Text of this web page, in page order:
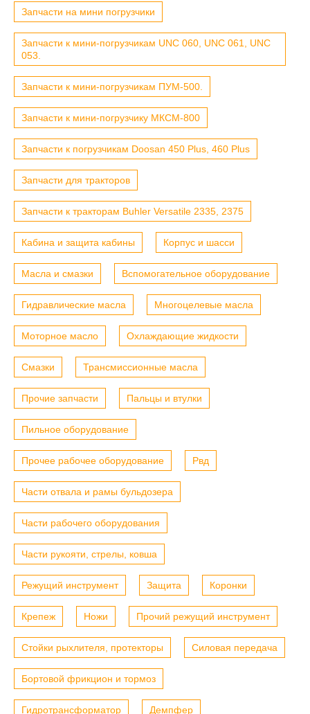
Запчасти на мини погрузчики
Запчасти к мини-погрузчикам UNC 060, UNC 061, UNC
053.
Запчасти к мини-погрузчикам ПУМ-500.
Запчасти к мини-погрузчику МКСМ-800
Запчасти к погрузчикам Doosan 450 Plus, 460 Plus
Запчасти для тракторов
Запчасти к тракторам Buhler Versatile 2335, 2375
Кабина и защита кабины Корпус и шасси
Масла и смазки Вспомогательное оборудование
Гидравлические масла Многоцелевые масла
Моторное масло Охлаждающие жидкости
Смазки Трансмиссионные масла
Прочие запчасти Пальцы и втулки
Пильное оборудование
Прочее рабочее оборудование Рвд
Части отвала и рамы бульдозера
Части рабочего оборудования
Части рукояти, стрелы, ковша
Режущий инструмент Защита Коронки
Крепеж Ножи Прочий режущий инструмент
Стойки рыхлителя, протекторы Силовая передача
Бортовой фрикцион и тормоз
Гидротрансформатор Демпфер